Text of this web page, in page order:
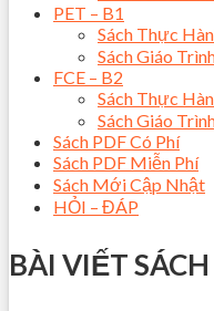
PET – B1
Sách Thực
Sách Giáo
FCE – B2
Sách Thực
Sách Giáo
Sách PDF Có Phí
Sách PDF Miễn Phí
Sách Mới Cập Nhật
HỎI – ĐÁP
BÀI VIẾT